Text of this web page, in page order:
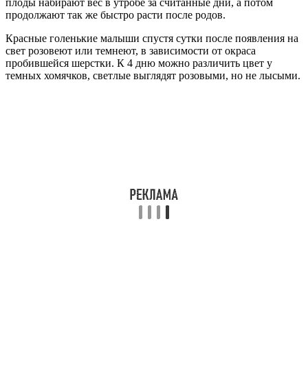
продолжают так же быстро расти после родов.
Красные голенькие малыши спустя сутки после появления на
свет розовеют или темнеют, в зависимости от окраса
пробившейся шерстки. К 4 дню можно различить цвет у
темных хомячков, светлые выглядят розовыми, но не лысыми.